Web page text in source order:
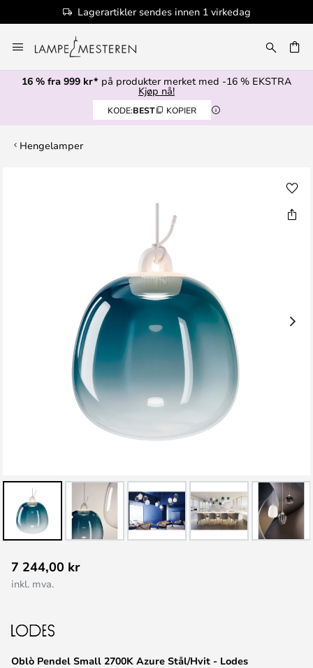
Lagerartikler sendes innen 1 virkedag
til
innhold
16 % fra 999 kr* på produkter merket med -16 % EKSTRA
Kjøp nå!
KODE:BEST KOPIER
Hengelamper
til
begynnelsen
bildegalleri
Oblò Pendel Small 2700K Azure Stål/Hvit - Lodes
7 244,00 kr
inkl. mva.